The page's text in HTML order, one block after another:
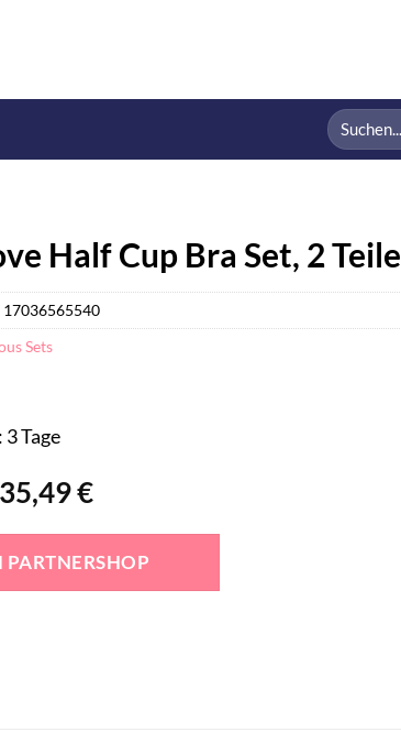
Suchen
nach:
Half Cup Bra Set, 2 Teile
Ursprünglicher
Preis
€
35,49€Aktueller
ist:
35,49 €.
Tage
PARTNERSHOP
17036565540
Sets